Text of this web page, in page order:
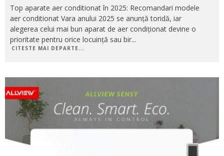
Top aparate aer conditionat în 2025: Recomandari modele
aer conditionat Vara anului 2025 se anunță toridă, iar
alegerea celui mai bun aparat de aer condiționat devine o
prioritate pentru orice locuință sau bir...
CITESTE MAI DEPARTE...